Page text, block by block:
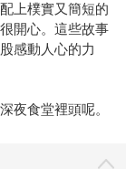
上樸實又簡短的
開心。這些故事
感動人心的力
食堂裡頭呢。